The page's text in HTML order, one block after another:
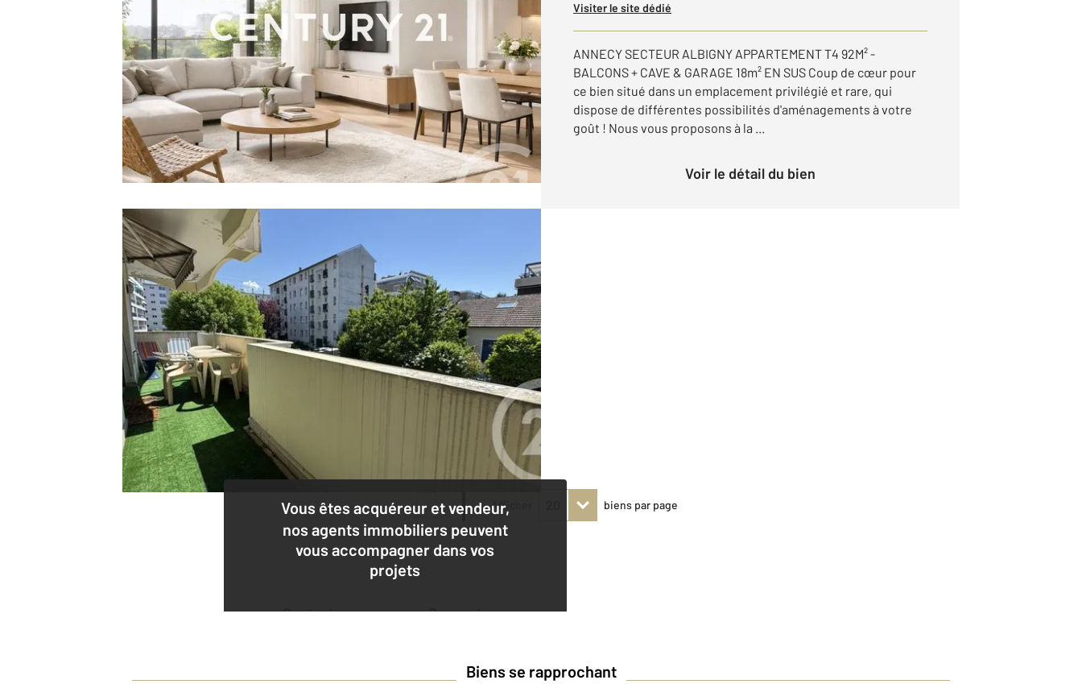
Visiter le site dédié
ANNECY SECTEUR ALBIGNY APPARTEMENT T4 92M² -
BALCONS + CAVE & GARAGE 18m² EN SUS Coup de cœur pour
ce bien situé dans un emplacement privilégié et rare, qui
dispose de différentes possibilités d'aménagements à votre
goût ! Nous vous proposons à la ...
Voir le détail du bien
Vous êtes acquéreur et vendeur,
nos agents immobiliers peuvent
vous accompagner dans vos
projets
Contacter
Demander une
1 Afficher biens par page
Biens se rapprochant